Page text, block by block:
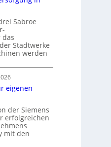
Sabroe
Stadtwerke
werden
eigenen
der Siemens
erfolgreichen
mit den